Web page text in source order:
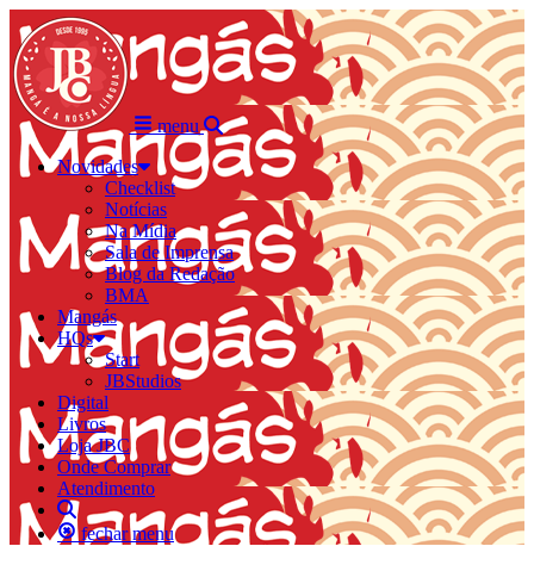
menu
Novidades
Checklist
Notícias
Na Mídia
Sala de Imprensa
Blog da Redação
BMA
Mangás
HQs
Start
JBStudios
Digital
Livros
Loja JBC
Onde Comprar
Atendimento
fechar menu